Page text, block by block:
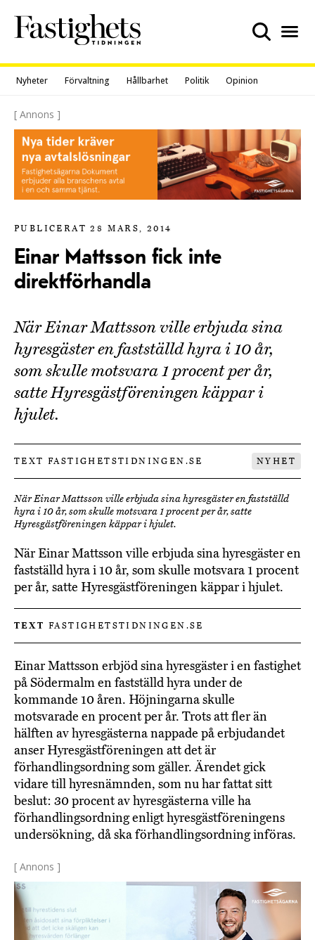
content
Nyheter Förvaltning Hållbarhet Politik Opinion
[ Annons ]
PUBLICERAT 28 MARS, 2014
Einar Mattsson fick inte
direktförhandla
När Einar Mattsson ville erbjuda sina
hyresgäster en fastställd hyra i 10 år,
som skulle motsvara 1 procent per år,
satte Hyresgästföreningen käppar i
hjulet.
TEXT FASTIGHETSTIDNINGEN.SE NYHET
När Einar Mattsson ville erbjuda sina hyresgäster en fastställd
hyra i 10 år, som skulle motsvara 1 procent per år, satte
Hyresgästföreningen käppar i hjulet.
När Einar Mattsson ville erbjuda sina hyresgäster en
fastställd hyra i 10 år, som skulle motsvara 1 procent
per år, satte Hyresgästföreningen käppar i hjulet.
TEXT FASTIGHETSTIDNINGEN.SE
Einar Mattsson erbjöd sina hyresgäster i en fastighet
på Södermalm en fastställd hyra under de
kommande 10 åren. Höjningarna skulle
motsvarade en procent per år. Trots att fler än
hälften av hyresgästerna nappade på erbjudandet
anser Hyresgästföreningen att det är
förhandlingsordning som gäller. Ärendet gick
vidare till hyresnämnden, som nu har fattat sitt
beslut: 30 procent av hyresgästerna ville ha
förhandlingsordning enligt hyresgästföreningens
undersökning, då ska förhandlingsordning införas.
[ Annons ]